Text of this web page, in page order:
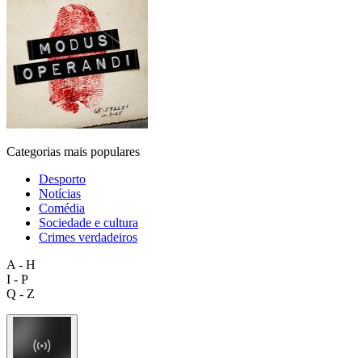
Categorias mais populares
Desporto
Notícias
Comédia
Sociedade e cultura
Crimes verdadeiros
A - H
I - P
Q - Z